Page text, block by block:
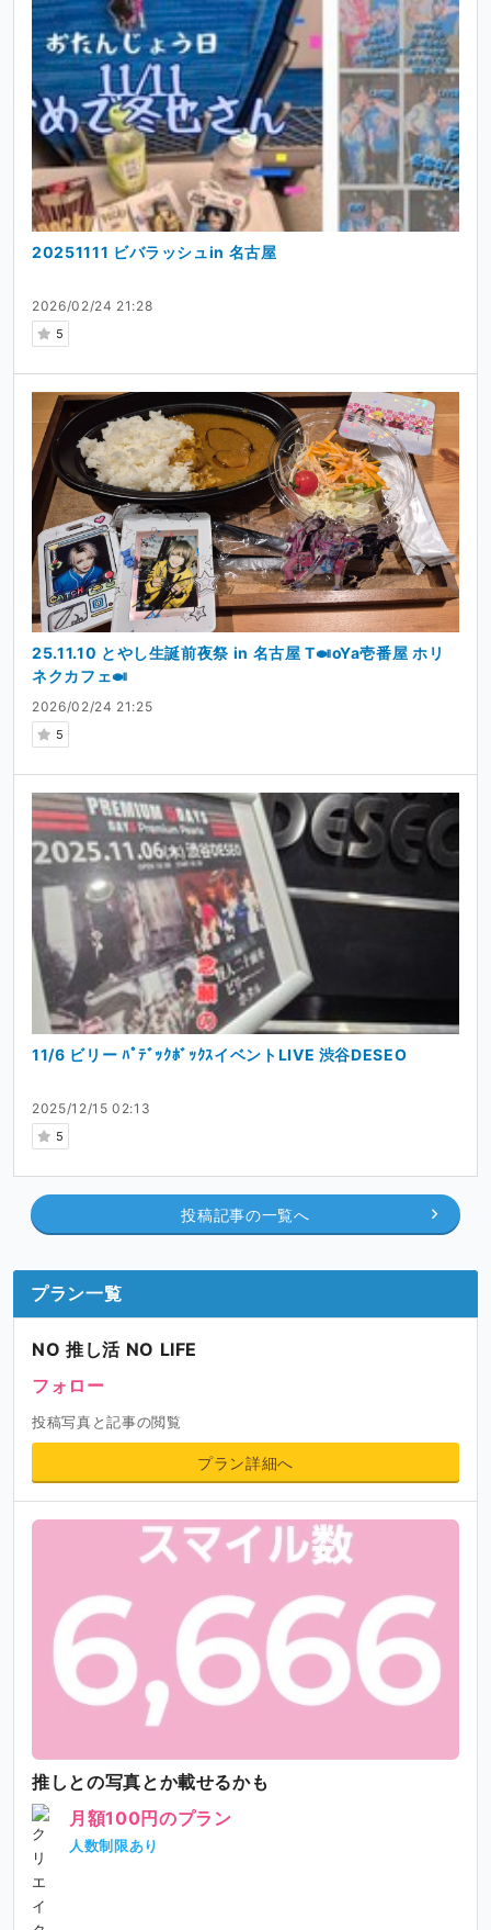
2026/02/24 21:28
5
20251111 ビバラッシュin 名古屋
2026/02/24 21:25
5
25.11.10 とやし生誕前夜祭 in 名古屋 T🍛oYa壱番屋 ホリ
ネクカフェ🍛
2025/12/15 02:13
5
11/6 ビリー ﾊﾟﾃﾞｯｸﾎﾞｯｸｽイベントLIVE 渋谷DESEO
投稿記事の一覧へ
プラン一覧
NO 推し活 NO LIFE
フォロー
投稿写真と記事の閲覧
プラン詳細へ
推しとの写真とか載せるかも
月額100円のプラン
人数制限あり